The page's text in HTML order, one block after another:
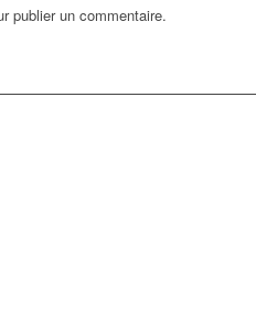
publier un commentaire.